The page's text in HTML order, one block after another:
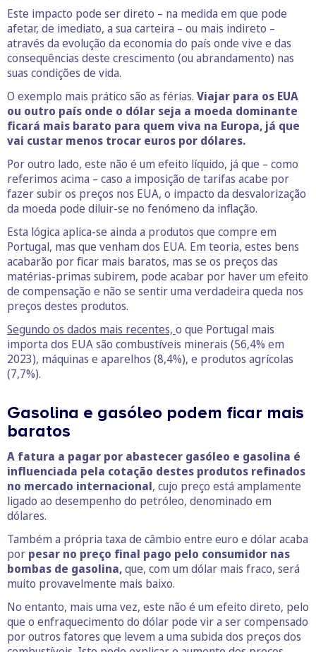
Este impacto pode ser direto – na medida em que pode
afetar, de imediato, a sua carteira – ou mais indireto –
através da evolução da economia do país onde vive e das
consequências deste crescimento (ou abrandamento) nas
suas condições de vida.
O exemplo mais prático são as férias. Viajar para os EUA
ou outro país onde o dólar seja a moeda dominante
ficará mais barato para quem viva na Europa, já que
vai custar menos trocar euros por dólares.
Por outro lado, este não é um efeito líquido, já que – como
referimos acima – caso a imposição de tarifas acabe por
fazer subir os preços nos EUA, o impacto da desvalorização
da moeda pode diluir-se no fenómeno da inflação.
Esta lógica aplica-se ainda a produtos que compre em
Portugal, mas que venham dos EUA. Em teoria, estes bens
acabarão por ficar mais baratos, mas se os preços das
matérias-primas subirem, pode acabar por haver um efeito
de compensação e não se sentir uma verdadeira queda nos
preços destes produtos.
Segundo os dados mais recentes, o que Portugal mais
importa dos EUA são combustíveis minerais (56,4% em
2023), máquinas e aparelhos (8,4%), e produtos agrícolas
(7,7%).
Gasolina e gasóleo podem ficar mais
baratos
A fatura a pagar por abastecer gasóleo e gasolina é
influenciada pela cotação destes produtos refinados
no mercado internacional, cujo preço está amplamente
ligado ao desempenho do petróleo, denominado em
dólares.
Também a própria taxa de câmbio entre euro e dólar acaba
por pesar no preço final pago pelo consumidor nas
bombas de gasolina,que, com um dólar mais fraco, será
muito provavelmente mais baixo.
No entanto, mais uma vez, este não é um efeito direto, pelo
que o enfraquecimento do dólar pode vir a ser compensado
por outros fatores que levem a uma subida dos preços dos